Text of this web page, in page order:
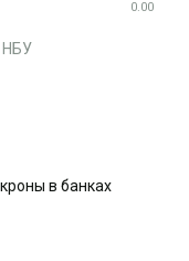
0.00
НБУ
в банках